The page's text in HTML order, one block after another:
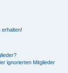
erhalten!
ignorierten Mitglieder